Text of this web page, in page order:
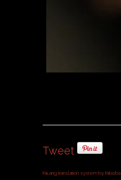
Tweet
FaLang translation system by Faboba